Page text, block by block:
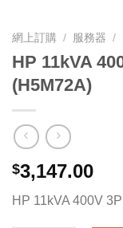
網上訂購 / 服務器 /
HP 11kVA
(H5M72A)
$3,147.00
HP 11kVA 400V